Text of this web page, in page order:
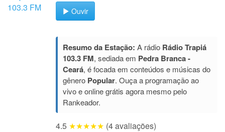
Ouvir
Resumo da Estação: A rádio Rádio Trapiá
103.3 FM, sediada em Pedra Branca -
Ceará, é focada em conteúdos e músicas do
gênero Popular. Ouça a programação ao
vivo e online grátis agora mesmo pelo
Rankeador.
4.5 ★★★★★ (4 avaliações)